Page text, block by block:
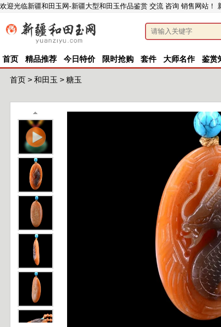
欢迎光临新疆和田玉网-新疆大型和田玉作品鉴赏 交流 咨询 销售网站！
首页 精品推荐 今日特价 限时抢购 套件 大师名作 鉴赏
首页 > 和田玉 > 糖玉